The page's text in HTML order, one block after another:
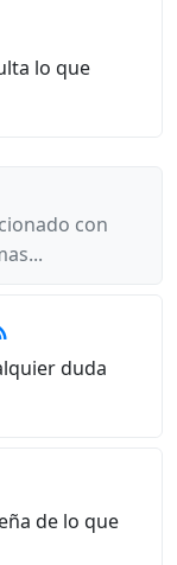
lo que
con
duda
de lo que